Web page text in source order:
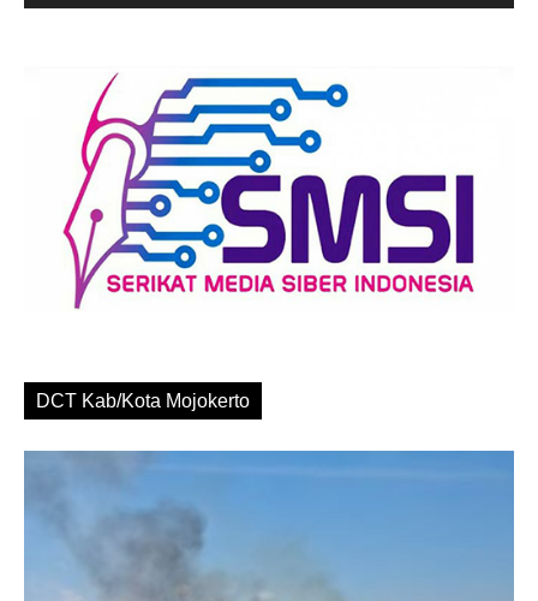
DCT Kab/Kota Mojokerto